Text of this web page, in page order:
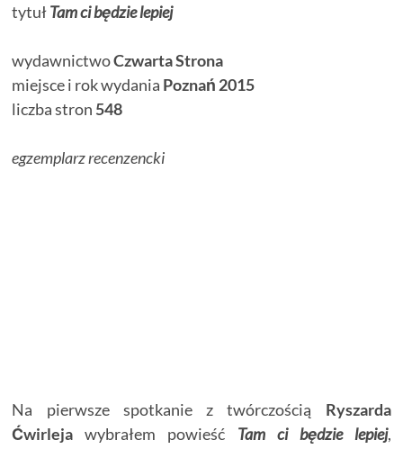
tytułTam ci będzie lepiej
wydawnictwoCzwarta Strona
miejsce i rok wydania Poznań 2015
liczba stron 548
egzemplarz recenzencki
Na pierwsze spotkanie z twórczością Ryszarda
Ćwirleja wybrałem powieść Tam ci będzie lepiej,